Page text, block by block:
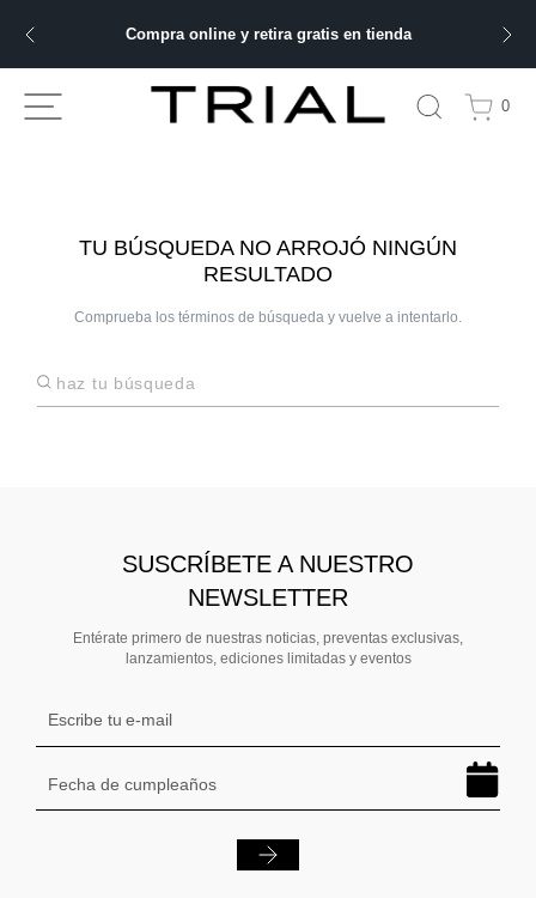
Compra online y retira gratis en tienda
0
TU BÚSQUEDA NO ARROJÓ NINGÚN
RESULTADO
Comprueba los términos de búsqueda y vuelve a intentarlo.
Haz tu búsqueda
SUSCRÍBETE A NUESTRO
NEWSLETTER
Entérate primero de nuestras noticias, preventas exclusivas,
lanzamientos, ediciones limitadas y eventos
BUSCADOS